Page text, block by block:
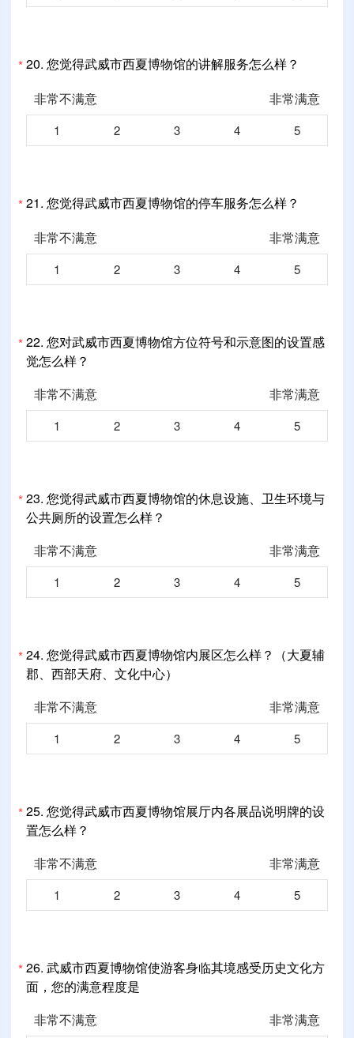
*20. 您觉得武威市西夏博物馆的讲解服务怎么样？
非常不满意
非常满意
1 2 3 4 5
*21. 您觉得武威市西夏博物馆的停车服务怎么样？
非常不满意
非常满意
1 2 3 4 5
*22. 您对武威市西夏博物馆方位符号和示意图的设置感
觉怎么样？
非常不满意
非常满意
1 2 3 4 5
*23. 您觉得武威市西夏博物馆的休息设施、卫生环境与
公共厕所的设置怎么样？
非常不满意
非常满意
1 2 3 4 5
*24. 您觉得武威市西夏博物馆内展区怎么样？（大夏辅
郡、西部天府、文化中心）
非常不满意
非常满意
1 2 3 4 5
*25. 您觉得武威市西夏博物馆展厅内各展品说明牌的设
置怎么样？
非常不满意
非常满意
1 2 3 4 5
*26. 武威市西夏博物馆使游客身临其境感受历史文化方
面，您的满意程度是
非常不满意
非常满意